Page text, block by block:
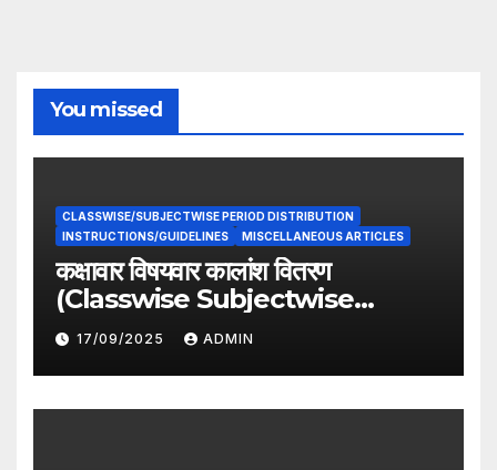
You missed
CLASSWISE/SUBJECTWISE PERIOD DISTRIBUTION
INSTRUCTIONS/GUIDELINES
MISCELLANEOUS ARTICLES
कक्षावार विषयवार कालांश वितरण
(Classwise Subjectwise
period distribution)
17/09/2025 ADMIN